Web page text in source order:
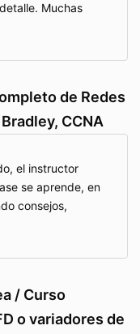
Muchas
de Redes
CCNA
el instructor
se aprende, en
consejos,
/ Curso
o variadores de